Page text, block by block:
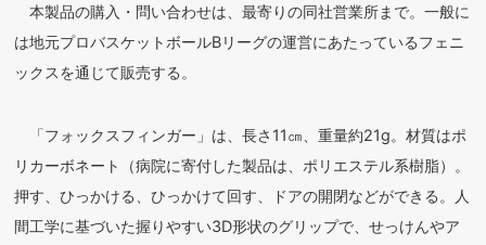
本製品の購入・問い合わせは、最寄りの同社営業所まで。一般に
は地元プロバスケットボールBリーグの運営にあたっているフェニ
ックスを通じて販売する。
「フォックスフィンガー」は、長さ11㎝、重量約21g。材質はポ
リカーボネート（病院に寄付した製品は、ポリエステル系樹脂）。
押す、ひっかける、ひっかけて回す、ドアの開閉などができる。人
間工学に基づいた握りやすい3D形状のグリップで、せっけんやア